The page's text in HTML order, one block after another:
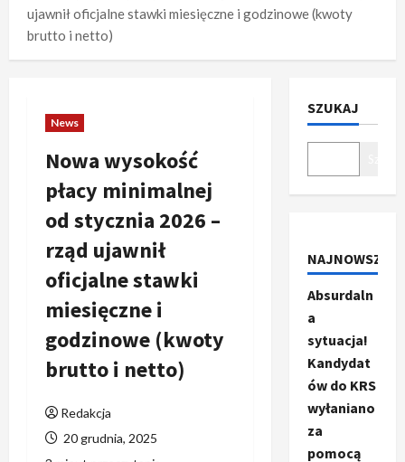
ujawnił oficjalne stawki miesięczne i godzinowe (kwoty
brutto i netto)
News
Nowa wysokość
płacy minimalnej
od stycznia 2026 –
rząd ujawnił
oficjalne stawki
miesięczne i
godzinowe (kwoty
brutto i netto)
Redakcja
20 grudnia, 2025
SZUKAJ
NAJNOWSZE
Absurdaln
a
sytuacja!
Kandydat
ów do KRS
wyłaniano
za
pomocą